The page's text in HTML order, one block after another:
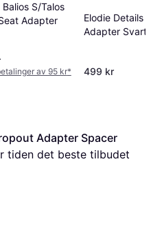
S/Talos
Adapter
av 95 kr*
Elodie Details
Adapter Svart
499 kr
Adapter Spacer
tiden det beste tilbudet